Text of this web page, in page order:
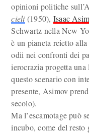
opinioni politiche
cieli(1950), Isaac
Schwartz nella New
è un pianeta reietto
odii nei confronti dei
ierocrazia progetta
questo scenario con
presente, Asimov
secolo).
Ma l’escamotage può
incubo, come del